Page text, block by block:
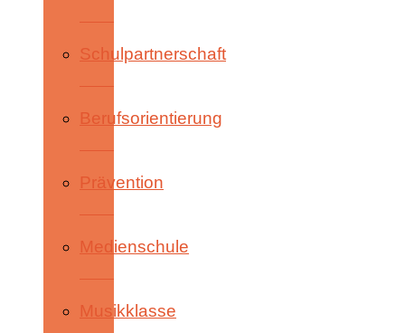
Schulpartnerschaft
Berufsorientierung
Prävention
Medienschule
Musikklasse